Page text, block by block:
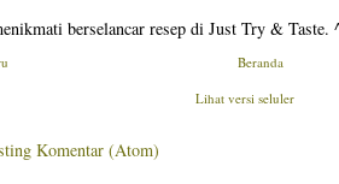
berselancar resep di Just Try & Taste.
Beranda
Lihat versi seluler
Komentar (Atom)